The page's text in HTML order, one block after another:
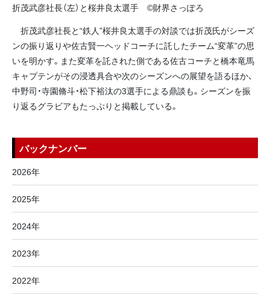
折茂武彦社長（左）と桜井良太選手 ©財界さっぽろ
折茂武彦社長と“鉄人”桜井良太選手の対談では折茂氏がシーズ
ンの振り返りや佐古賢一ヘッドコーチに託したチーム“変革”の思
いを明かす。また変革を託された側である佐古コーチと橋本竜馬
キャプテンがその浸透具合や次のシーズンへの展望を語るほか、
中野司・寺園脩斗・松下裕汰の3選手による鼎談も。シーズンを振
り返るグラビアもたっぷりと掲載している。
バックナンバー
2026年
2025年
2024年
2023年
2022年